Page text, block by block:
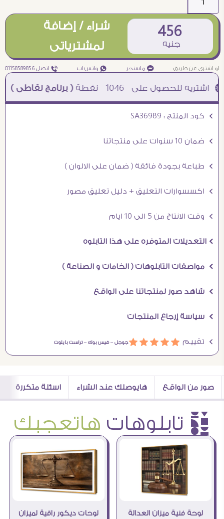
456
جنيه
شراء / إضافة
لمشترياتى
او اشترى عن طريق ¥ ماسنجر ₧ واتس اب ƒ اتصل 01158589856
1046 نقطة( برنامج نقاطى )à خصم 5% للعملاء الجدد à شحن مجانى عند الشراء ب 4000 جنيه à
Ö كود المنتج : SA36989
Ö ضمان 10 سنوات على منتجاتنا
Ö طباعة بجودة فائقة ( ضمان على الالوان )
Ö اكسسوارات التعليق + دليل تعليق مصور
Ö وقت الانتاج من 5 الى 10 ايام
Ö التعديلات المتوفره على هذا التابلوه
Ö مواصفات التابلوهات ( الخامات و الصناعة )
Ö شاهد صور لمنتجاتنا على الواقع
Ö سياسة إرجاع المنتجات
Ö تقييم áááááجوجل –فيس بوك –تراست بايلوت
صور من الواقع هايوصلك عند الشراء اسئلة متكررة
è تابلوهات هاتعجبك
لوحة فنية ميزان العدالة
لوحات ديكور راقية لميزان